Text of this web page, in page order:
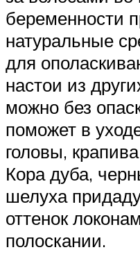
беременности
натуральные
для
настои из
можно без
поможет в
головы,
Кора дуба,
шелуха
оттенок
полоскании.